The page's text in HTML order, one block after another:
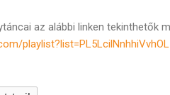
az alábbi linken tekinthetők